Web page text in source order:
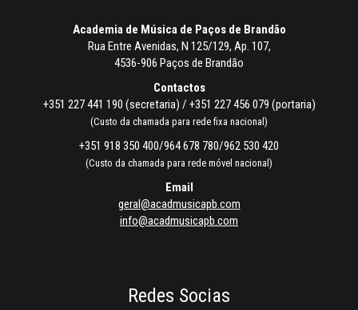
Academia de Música de Paços de Brandão
Rua Entre Avenidas, N 125/129, Ap. 107,
4536-906 Paços de Brandão
Contactos
+351 227 441 190 (secretaria) / +351 227 456 079 (portaria)
(Custo da chamada para rede fixa nacional)
+351 918 350 400/964 678 780/962 530 420
(Custo da chamada para rede móvel nacional)
Email
geral@acadmusicapb.com
info@acadmusicapb.com
Redes Socias